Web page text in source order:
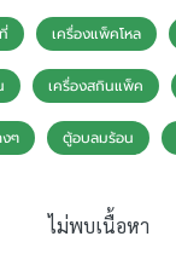
เครื่องแพ็คโหล
เครื่องสกินแพ็ค
ๆ ตู้อบลมร้อน
ไม่พบเนื้อหา